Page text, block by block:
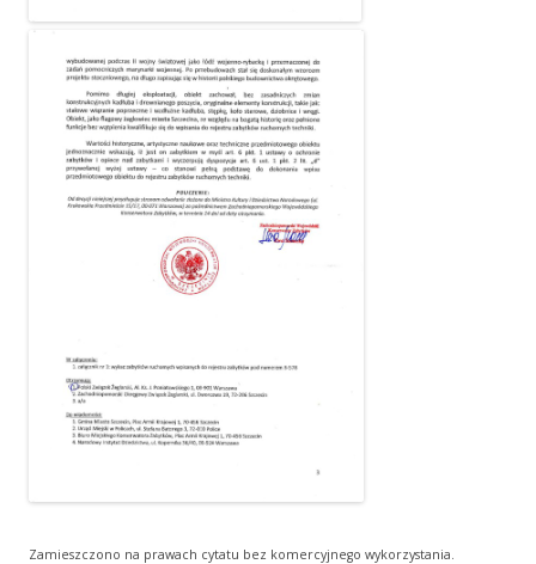
Zamieszczono na prawach cytatu bez komercyjnego wykorzystania.